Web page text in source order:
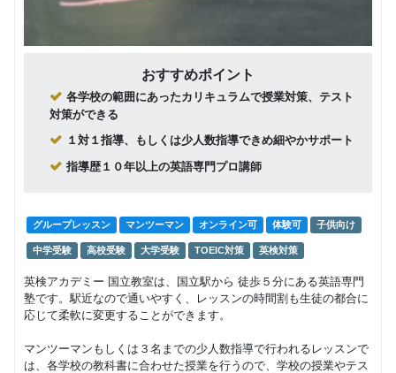
おすすめポイント
各学校の範囲にあったカリキュラムで授業対策、テスト
対策ができる
１対１指導、もしくは少人数指導できめ細やかサポート
指導歴１０年以上の英語専門プロ講師
グループレッスン マンツーマン オンライン可 体験可 子供向け
中学受験 高校受験 大学受験 TOEIC対策 英検対策
英検アカデミー 国立教室は、国立駅から 徒歩５分にある英語専門
塾です。駅近なので通いやすく、レッスンの時間割も生徒の都合に
応じて柔軟に変更することができます。
マンツーマンもしくは３名までの少人数指導で行われるレッスンで
は、各学校の教科書に合わせた授業を行うので、学校の授業やテス